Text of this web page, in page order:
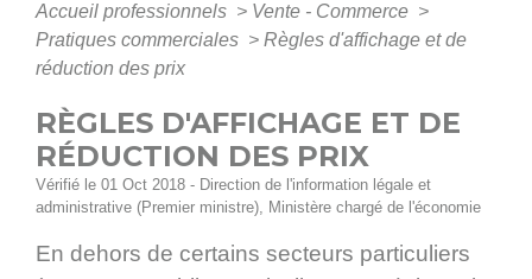
Accueil professionnels > Vente - Commerce >
Pratiques commerciales > Règles d'affichage et de
réduction des prix
RÈGLES D'AFFICHAGE ET DE
RÉDUCTION DES PRIX
Vérifié le 01 Oct 2018 - Direction de l'information légale et
administrative (Premier ministre), Ministère chargé de l'économie
En dehors de certains secteurs particuliers